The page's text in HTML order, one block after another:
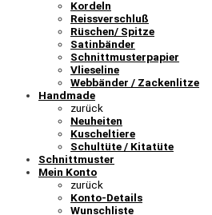
Kordeln
Reissverschluß
Rüschen/ Spitze
Satinbänder
Schnittmusterpapier
Vlieseline
Webbänder / Zackenlitze
Handmade
zurück
Neuheiten
Kuscheltiere
Schultüte / Kitatüte
Schnittmuster
Mein Konto
zurück
Konto-Details
Wunschliste